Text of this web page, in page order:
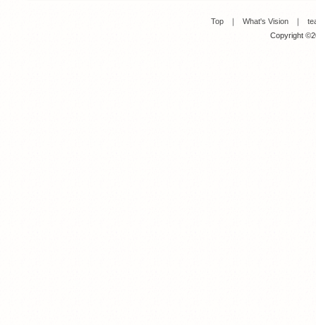
Top ｜ What's Vision ｜
Copyright